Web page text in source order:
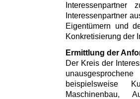
Interessenpartner
Eigentümern und
Konkretisierung der
Ermittlung der
Der Kreis der
beispielsweise
Maschinenbau,